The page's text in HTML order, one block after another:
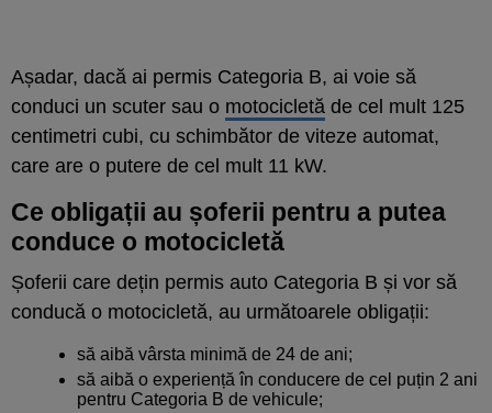
Așadar, dacă ai permis Categoria B, ai voie să
conduci un scuter sau o motocicletă de cel mult 125
centimetri cubi, cu schimbător de viteze automat,
care are o putere de cel mult 11 kW.
Ce obligații au șoferii pentru a putea
conduce o motocicletă
Șoferii care dețin permis auto Categoria B și vor să
conducă o motocicletă, au următoarele obligații:
să aibă vârsta minimă de 24 de ani;
să aibă o experiență în conducere de cel puțin 2 ani
pentru Categoria B de vehicule;